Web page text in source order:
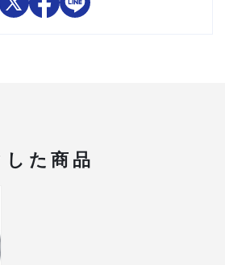
た商品